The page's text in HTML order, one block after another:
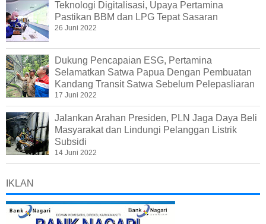
Teknologi Digitalisasi, Upaya Pertamina
Pastikan BBM dan LPG Tepat Sasaran
26 Juni 2022
Dukung Pencapaian ESG, Pertamina
Selamatkan Satwa Papua Dengan Pembuatan
Kandang Transit Satwa Sebelum Pelepasliaran
17 Juni 2022
Jalankan Arahan Presiden, PLN Jaga Daya Beli
Masyarakat dan Lindungi Pelanggan Listrik
Subsidi
14 Juni 2022
IKLAN